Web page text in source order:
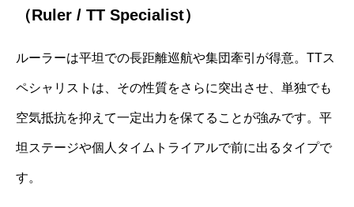
（Ruler / TT Specialist）
ルーラーは平坦での長距離巡航や集団牽引が得意。TTス
ペシャリストは、その性質をさらに突出させ、単独でも
空気抵抗を抑えて一定出力を保てることが強みです。平
坦ステージや個人タイムトライアルで前に出るタイプで
す。